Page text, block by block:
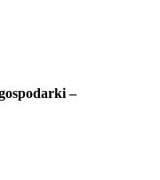
–